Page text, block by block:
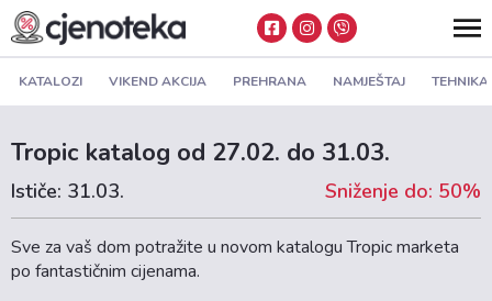
KATALOZI VIKEND AKCIJA PREHRANA NAMJEŠTAJ TEHNIKA
Tropic katalog od 27.02. do 31.03.
Ističe: 31.03. Sniženje do: 50%
Sve za vaš dom potražite u novom katalogu Tropic marketa
po fantastičnim cijenama.